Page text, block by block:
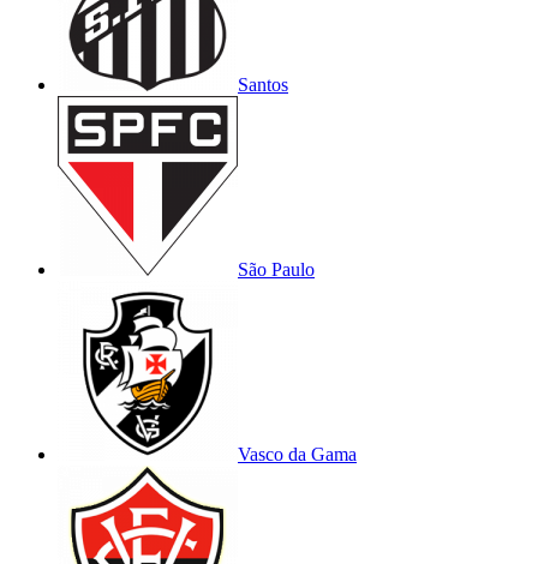
Santos
São Paulo
Vasco da Gama